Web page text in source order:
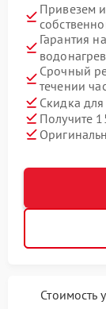
Привезем
Гарантия
Срочный
течении
Скидка
Получите
Стоимость